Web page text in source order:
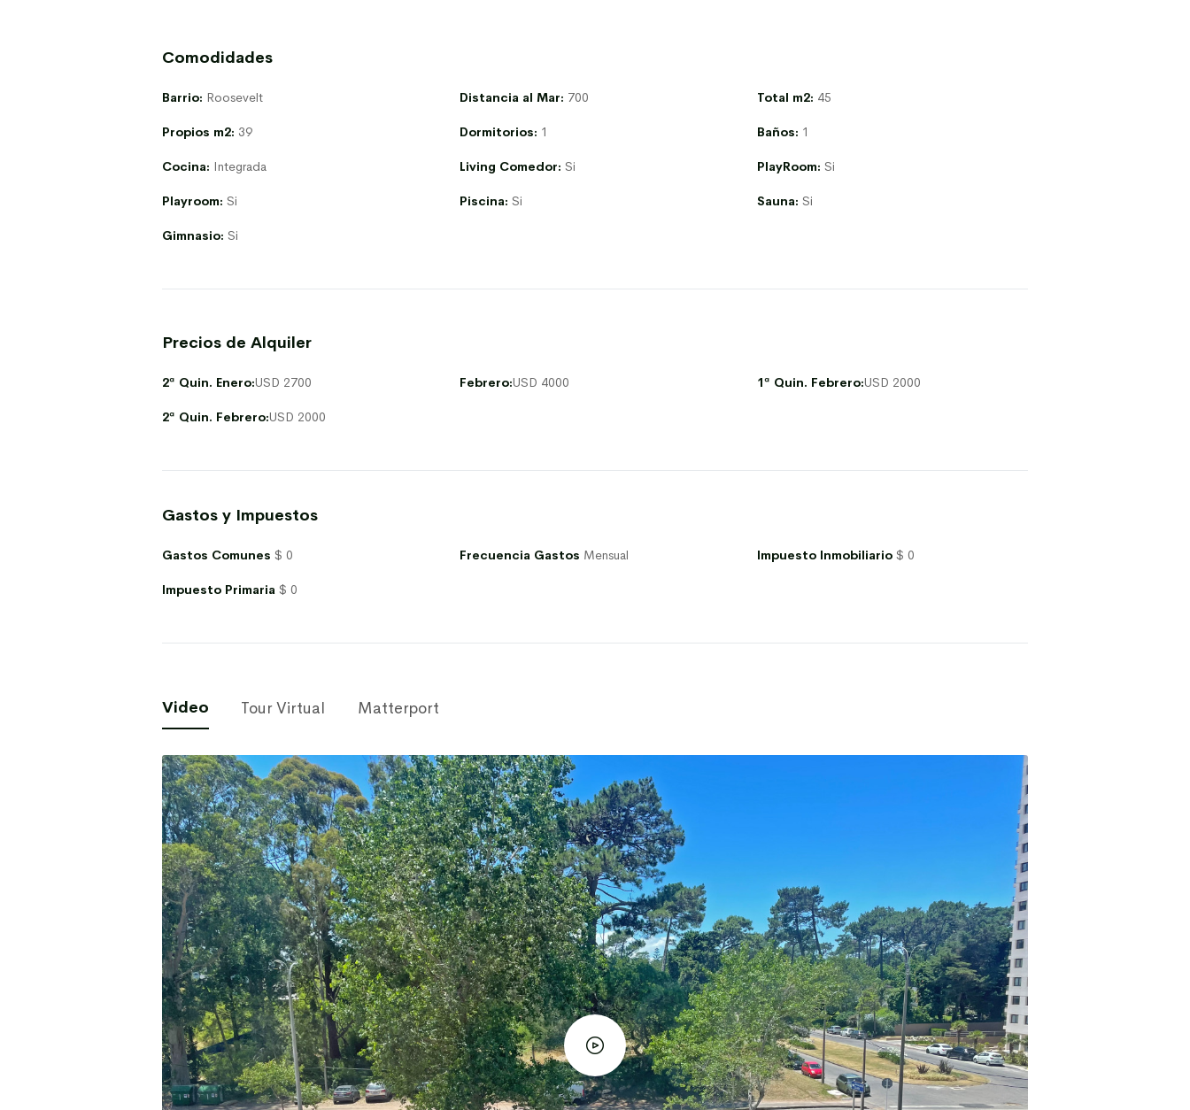
Comodidades
Barrio: Roosevelt Distancia al Mar: 700 Total m2: 45
Propios m2: 39 Dormitorios: 1 Baños: 1
Cocina: Integrada Living Comedor: Si PlayRoom: Si
Playroom: Si Piscina: Si Sauna: Si
Gimnasio: Si
Precios de Alquiler
2ª Quin. Enero:USD 2700 Febrero:USD 4000 1ª Quin. Febrero:USD 2000
2ª Quin. Febrero:USD 2000
Gastos y Impuestos
Gastos Comunes $ 0 Frecuencia Gastos Mensual Impuesto Inmobiliario $ 0
Impuesto Primaria $ 0
Video Tour Virtual Matterport